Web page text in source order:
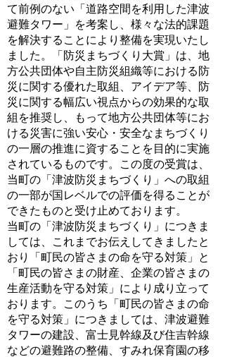
て前例のない「道路空間を利用した津波
避難タワー」を考案し、様々な法的課題
を解決することにより整備を実現いたし
ました。「防災まちづくり大賞」は、地
方公共団体や自主防災組織等における防
災に関する優れた取組、アイデア等、防
災に関する幅広い視点からの効果的な取
組を推奨し、もって地方公共団体等にお
ける災害に強い安心・安全なまちづくり
の一層の推進に資することを目的に実施
されているものです。この度の受賞は、
当町の「津波防災まちづくり」への取組
の一部が国レベルでの評価を得ることが
できたものと受け止めております。
当町の「津波防災まちづくり」につきま
しては、これまでお伝えしてきましたと
おり「町民の皆さまの命を守る対策」と
「町民の皆さまの財産、企業の皆さまの
生産活動を守る対策」により成り立って
おります。このうち「町民の皆さまの命
を守る対策」につきましては、津波避難
タワーの建設、富士見幹線及び住吉幹線
などの避難路の整備、すみれ保育園の移